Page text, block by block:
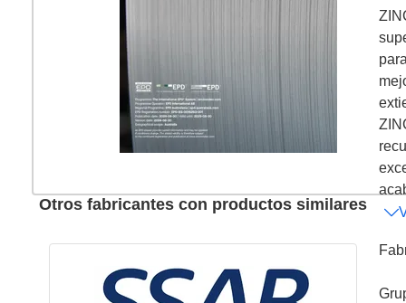
Otros fabricantes con productos similares